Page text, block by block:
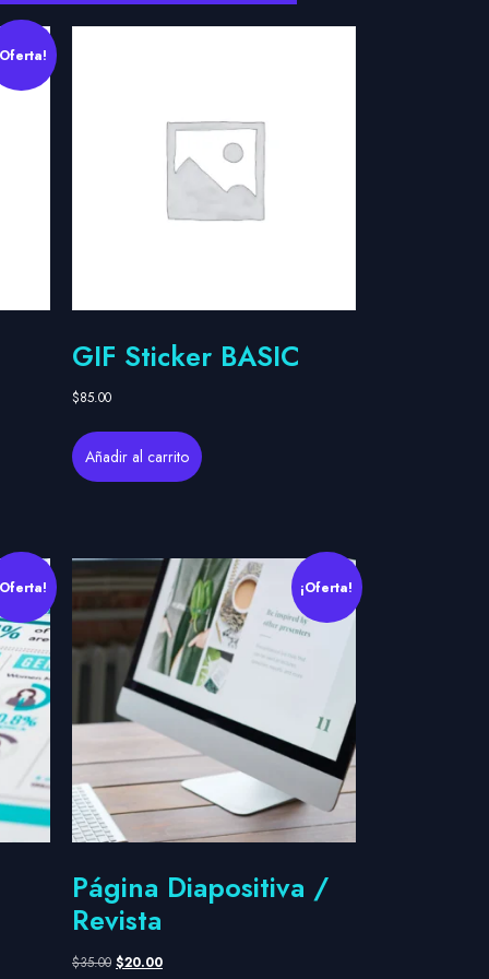
GIF Sticker BASIC
$85.00
Añadir al carrito
¡Oferta!
Página Diapositiva /
Revista
$35.00 $20.00